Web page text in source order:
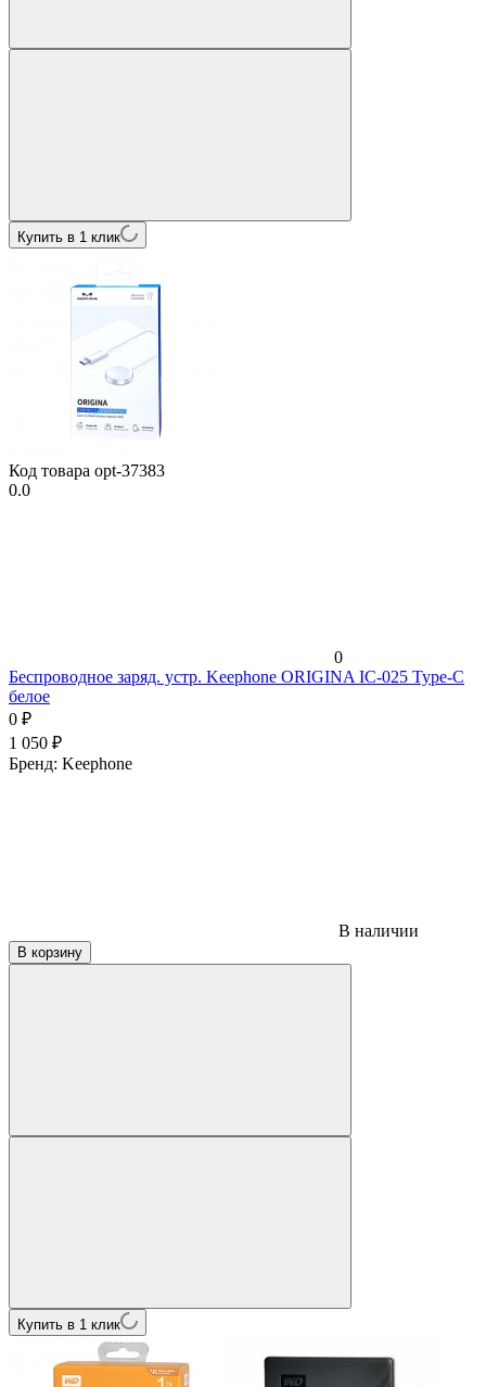
Купить в 1 клик
Код товара opt-37383
0.0
0
Беспроводное заряд. устр. Keephone ORIGINA IC-025 Type-C
белое
0 ₽
1 050 ₽
Бренд: Keephone
В наличии
В корзину
Купить в 1 клик